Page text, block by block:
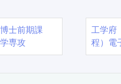
士前期課
専攻
工学
程）電